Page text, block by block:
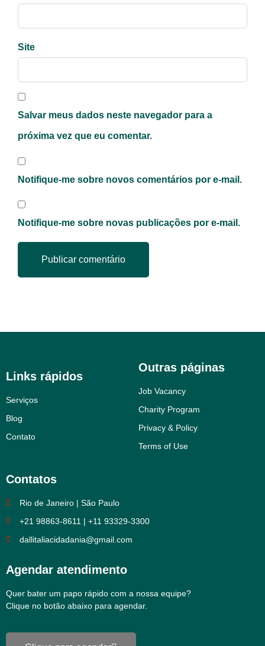
Site
Salvar meus dados neste navegador para a
próxima vez que eu comentar.
Notifique-me sobre novos comentários por e-mail.
Notifique-me sobre novas publicações por e-mail.
Links rápidos
Serviços
Blog
Contato
Outras páginas
Job Vacancy
Charity Program
Privacy & Policy
Terms of Use
Contatos
Rio de Janeiro | São Paulo
+21 98863-8611 | +11 93329-3300
dallitaliacidadania@gmail.com
Agendar atendimento
Quer bater um papo rápido com a nossa equipe?
Clique no botão abaixo para agendar.